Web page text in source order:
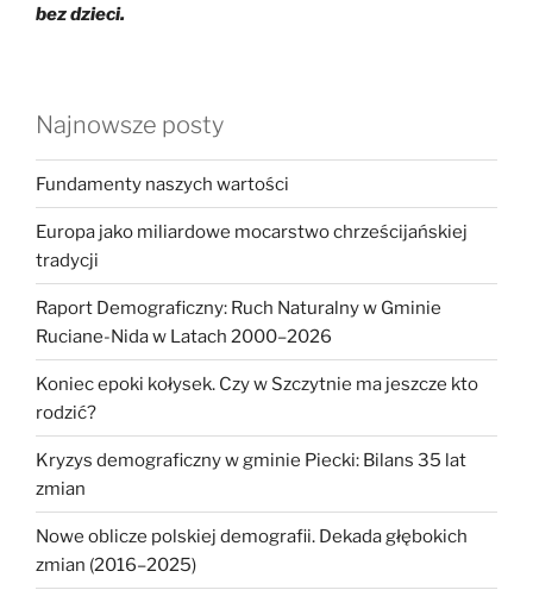
bez dzieci.
Najnowsze posty
Fundamenty naszych wartości
Europa jako miliardowe mocarstwo chrześcijańskiej
tradycji
Raport Demograficzny: Ruch Naturalny w Gminie
Ruciane-Nida w Latach 2000–2026
Koniec epoki kołysek. Czy w Szczytnie ma jeszcze kto
rodzić?
Kryzys demograficzny w gminie Piecki: Bilans 35 lat
zmian
Nowe oblicze polskiej demografii. Dekada głębokich
zmian (2016–2025)